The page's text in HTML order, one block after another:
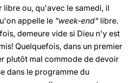
libre ou, qu'avec le samedi, il
appelle le "week-end" libre.
demeure vide si Dieu n'y est
Quelquefois, dans un premier
plutôt mal commode de devoir
dans le programme du